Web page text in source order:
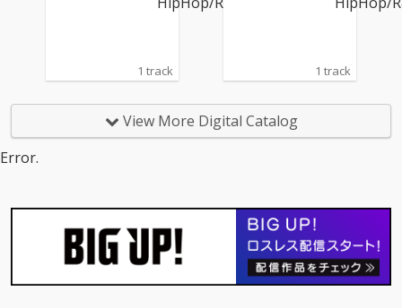
1 track 1 track
View More Digital Catalog
Error.